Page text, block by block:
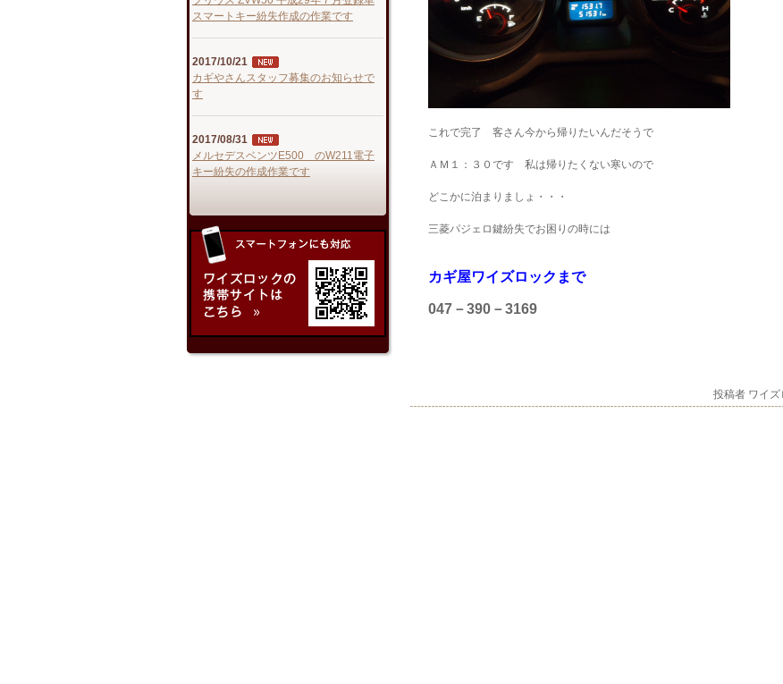
これで完了 客さん今から帰りたいんだそうで
ＡＭ１：３０です 私は帰りたくない寒いので
どこかに泊まりましょ・・・
三菱パジェロ鍵紛失でお困りの時には
カギ屋ワイズロックまで
047－390－3169
投稿者 ワイズ
スマートキー紛失作成の作業です
2017/10/21
カギやさんスタッフ募集のお知らせで
す
2017/08/31
メルセデスベンツE500 のW211電子
キー紛失の作成作業です